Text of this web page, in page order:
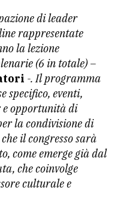
di leader
rappresentate
la lezione
(6 in totale) –
-. Il programma
specifico, eventi,
e opportunità di
la condivisione di
il congresso sarà
come emerge già dal
che coinvolge
culturale e